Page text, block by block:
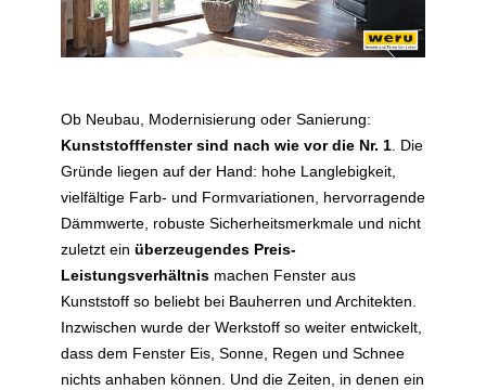
Ob Neubau, Modernisierung oder Sanierung:
Kunststofffenster sind nach wie vor die Nr. 1. Die
Gründe liegen auf der Hand: hohe Langlebigkeit,
vielfältige Farb- und Formvariationen, hervorragende
Dämmwerte, robuste Sicherheitsmerkmale und nicht
zuletzt ein überzeugendes Preis-
Leistungsverhältnis machen Fenster aus
Kunststoff so beliebt bei Bauherren und Architekten.
Inzwischen wurde der Werkstoff so weiter entwickelt,
dass dem Fenster Eis, Sonne, Regen und Schnee
nichts anhaben können. Und die Zeiten, in denen ein